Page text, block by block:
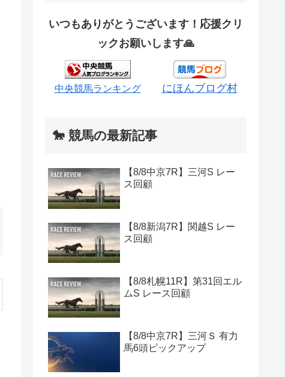
いつもありがとうございます！応援クリ
ックお願いします🙏
中央競馬ランキング にほんブログ村
🐎 競馬の最新記事
【8/8中京7R】三河S レー
ス回顧
【8/8新潟7R】関越S レー
ス回顧
【8/8札幌11R】第31回エル
ムS レース回顧
【8/8中京7R】三河Ｓ 有力
馬6頭ピックアップ